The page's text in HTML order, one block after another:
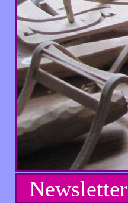
Newsletter